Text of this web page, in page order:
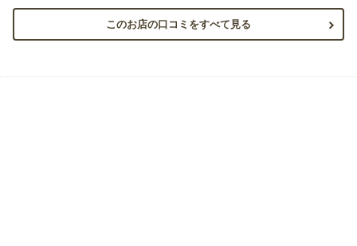
このお店の口コミをすべて見る